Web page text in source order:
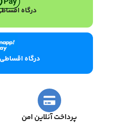
درگاه
درگاه
پرداخت آنلاین امن